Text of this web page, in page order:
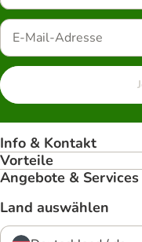
Info & Kontakt
Vorteile
Angebote & Services
Land auswählen